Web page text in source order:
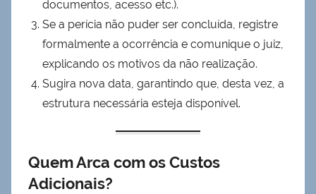
documentos, acesso etc.).
Se a perícia não puder ser concluída, registre
formalmente a ocorrência e comunique o juiz,
explicando os motivos da não realização.
Sugira nova data, garantindo que, desta vez, a
estrutura necessária esteja disponível.
Quem Arca com os Custos
Adicionais?